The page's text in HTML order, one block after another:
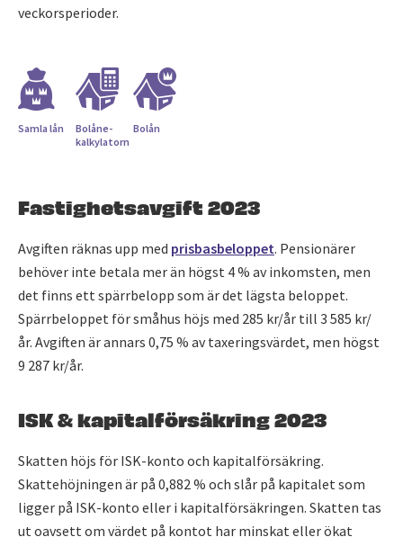
veckorsperioder.
Samla lån
Bolåne­
kalkylatorn
Bolån
Fastighetsavgift 2023
Avgiften räknas upp med prisbasbeloppet. Pensionärer
behöver inte betala mer än högst 4 % av inkomsten, men
det finns ett spärrbelopp som är det lägsta beloppet.
Spärrbeloppet för småhus höjs med 285 kr/år till 3 585 kr/
år. Avgiften är annars 0,75 % av taxeringsvärdet, men högst
9 287 kr/år.
ISK & kapitalförsäkring 2023
Skatten höjs för ISK-konto och kapitalförsäkring.
Skattehöjningen är på 0,882 % och slår på kapitalet som
ligger på ISK-konto eller i kapitalförsäkringen. Skatten tas
ut oavsett om värdet på kontot har minskat eller ökat